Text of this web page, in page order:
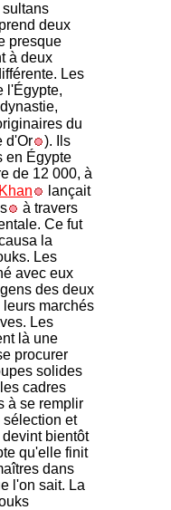
sultans
deux
presque
à deux
Les
l'Égypte,
du
d'Or
). Ils
en Égypte
de 12 000, à
lançait
à travers
Ce fut
la
Les
avec eux
des deux
marchés
Les
là une
procurer
solides
cadres
à se remplir
sélection et
bientôt
qu'elle finit
dans
l'on sait. La